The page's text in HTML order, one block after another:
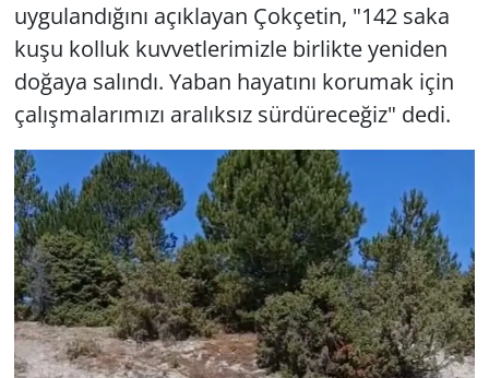
uygulandığını açıklayan Çokçetin, "142 saka
kuşu kolluk kuvvetlerimizle birlikte yeniden
doğaya salındı. Yaban hayatını korumak için
çalışmalarımızı aralıksız sürdüreceğiz" dedi.